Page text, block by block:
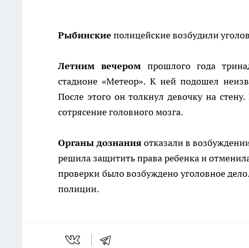
Рыбинские полицейские возбудили
Летним вечером прошлого года
стадионе «Метеор». К ней подошел
После этого он толкнул девочку на
сотрясение головного мозга.
Органы дознания отказали в
решила защитить права ребенка и
проверки было возбуждено уголовное
полиции.